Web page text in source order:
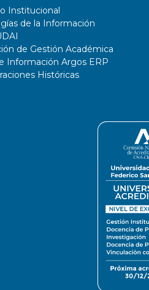
Institucional
de la Información
de Gestión Académica
Información Argos ERP
Históricas